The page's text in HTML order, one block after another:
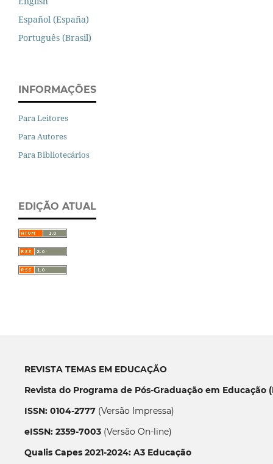
Español (España)
Português (Brasil)
INFORMAÇÕES
Para Leitores
Para Autores
Para Bibliotecários
EDIÇÃO ATUAL
REVISTA TEMAS EM EDUCAÇÃO
Revista do Programa de Pós-Graduação em Educação
ISSN: 0104-2777(Versão Impressa)
eISSN: 2359-7003(Versão On-line)
Qualis Capes 2021-2024: A3 Educação